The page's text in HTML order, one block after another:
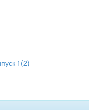
1(2)